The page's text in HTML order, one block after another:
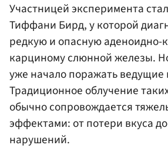
Участницей эксперимента
Тиффани Бирд, у которой
редкую и опасную аденоидно-
карциному слюнной железы.
уже начало поражать ведущие
Традиционное облучение
обычно сопровождается
эффектами: от потери вкуса
нарушений.